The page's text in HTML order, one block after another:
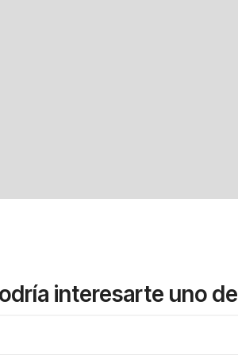
interesarte uno